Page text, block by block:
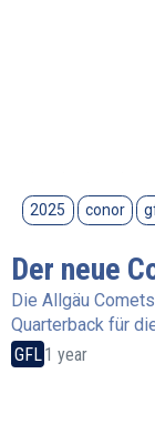
2025 conor
Der neue
Die Allgäu
Quarterback für
GFL1 year